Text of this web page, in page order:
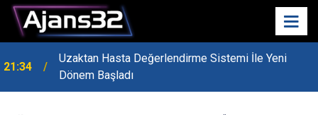
21:34
Uzaktan Hasta Değerlendirme Sistemi İle Yeni
Dönem Başladı